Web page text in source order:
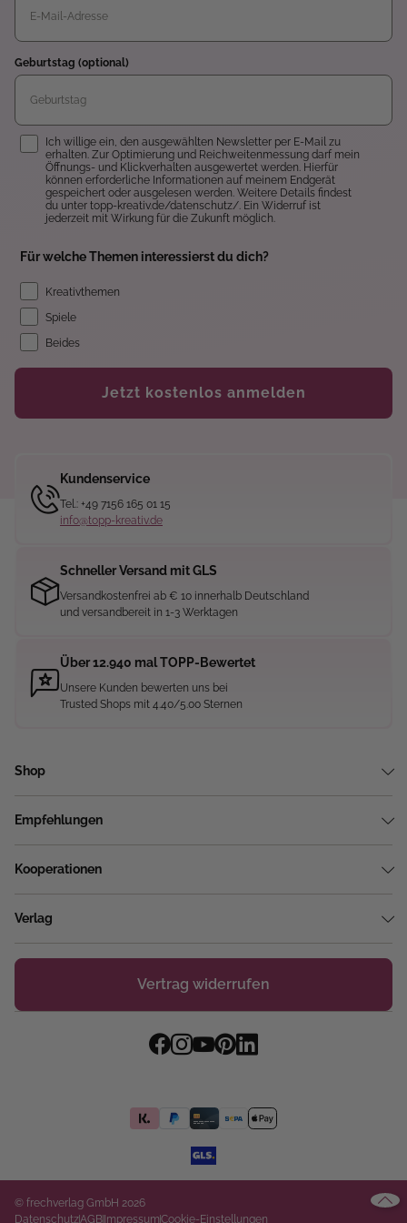
Geburtstag (optional)
Einwilligung
Ich willige ein, den ausgewählten Newsletter per E-Mail zu
erhalten. Zur Optimierung und Reichweitenmessung darf mein
Öffnungs- und Klickverhalten ausgewertet werden. Hierfür
können erforderliche Informationen auf meinem Endgerät
gespeichert oder ausgelesen werden. Weitere Details findest
du unter topp-kreativ.de/datenschutz/. Ein Widerruf ist
jederzeit mit Wirkung für die Zukunft möglich.
Für welche Themen interessierst du dich?
Kreativthemen
Spiele
Beides
Jetzt kostenlos anmelden
Kundenservice
Tel.: +49 7156 165 01 15
info@topp-kreativ.de
Schneller Versand mit GLS
Versandkostenfrei ab € 10 innerhalb Deutschland
und versandbereit in 1-3 Werktagen
Über 12.940 mal TOPP-Bewertet
Unsere Kunden bewerten uns bei
Trusted Shops mit 4.40/5.00 Sternen
Shop
Empfehlungen
Kooperationen
Verlag
Vertrag widerrufen
© frechverlag GmbH 2026
DatenschutzAGB ImpressumCookie-Einstellungen